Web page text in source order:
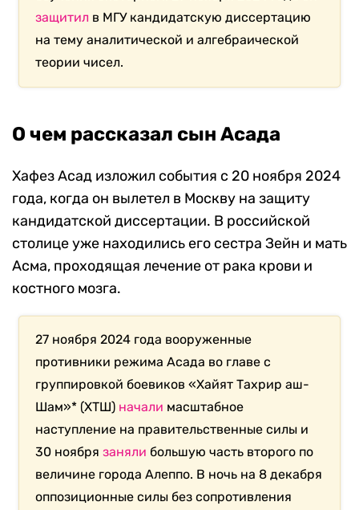
защитил в МГУ кандидатскую диссертацию
на тему аналитической и алгебраической
теории чисел.
О чем рассказал сын Асада
Хафез Асад изложил события с 20 ноября 2024
года, когда он вылетел в Москву на защиту
кандидатской диссертации. В российской
столице уже находились его сестра Зейн и мать
Асма, проходящая лечение от рака крови и
костного мозга.
27 ноября 2024 года вооруженные
противники режима Асада во главе с
группировкой боевиков «Хайят Тахрир аш-
Шам»* (ХТШ) начали масштабное
наступление на правительственные силы и
30 ноябрязаняли большую часть второго по
величине города Алеппо. В ночь на 8 декабря
оппозиционные силы без сопротивления